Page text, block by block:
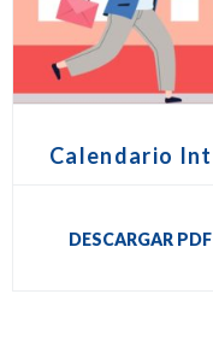
Calendario
DESCARGAR PDF